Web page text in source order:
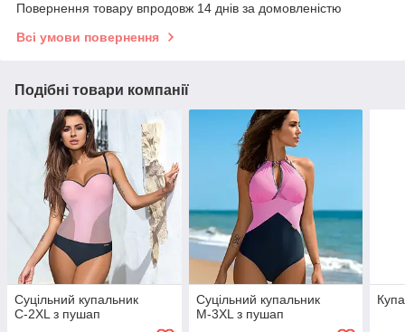
Повернення товару впродовж 14 днів за домовленістю
Всі умови повернення
Подібні товари компанії
Суцільний купальник
С-2ХL з пушап
Суцільний купальник
М-3ХL з пушап